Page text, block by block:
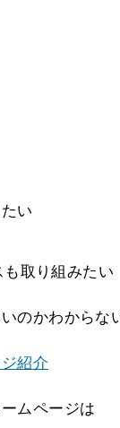
い
取り組みたい
のかわからな
紹介
ムページは